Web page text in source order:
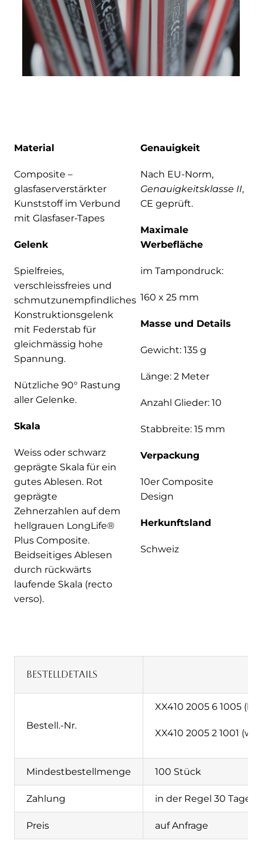
Material
Composite –
glasfaserverstärkter
Kunststoff im Verbund
mit Glasfaser-Tapes
Gelenk
Spielfreies,
verschleissfreies und
schmutzunempfindliches
Konstruktionsgelenk
mit Federstab für
gleichmässig hohe
Spannung.
Nützliche 90° Rastung
aller Gelenke.
Skala
Weiss oder schwarz
geprägte Skala für ein
gutes Ablesen. Rot
geprägte
Zehnerzahlen auf dem
hellgrauen LongLife®
Plus Composite.
Beidseitiges Ablesen
durch rückwärts
laufende Skala (recto
verso).
Genauigkeit
Nach EU-Norm,
Genauigkeitsklasse II,
CE geprüft.
Maximale
Werbefläche
im Tampondruck:
160 x 25 mm
Masse und Details
Gewicht: 135 g
Länge: 2 Meter
Anzahl Glieder: 10
Stabbreite: 15 mm
Verpackung
10er Composite
Design
Herkunftsland
Schweiz
Bestelldetails
Bestell.-Nr.
XX410 2005 6 1005
XX410 2005 2 1001
Mindestbestellmenge 100 Stück
Zahlung in der Regel 30 Tage
Preis auf Anfrage